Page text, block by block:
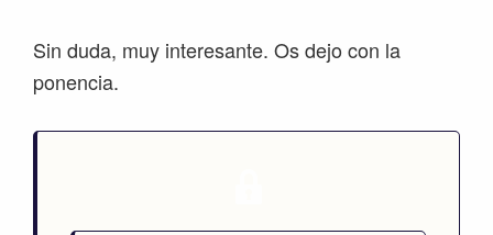
Sin duda, muy interesante. Os dejo con la
ponencia.